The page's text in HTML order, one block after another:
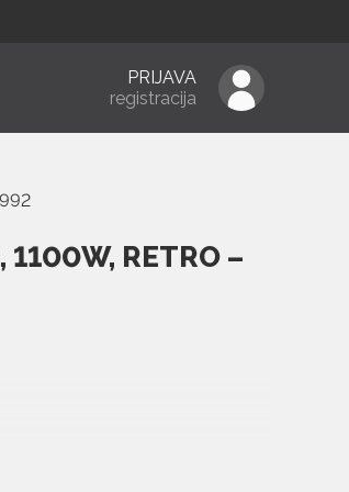
PRIJAVA
registracija
1100W, RETRO –